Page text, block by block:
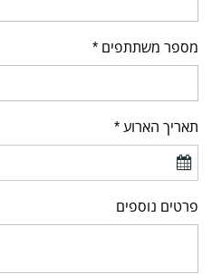
מספר משתתפים *
תאריך הארוע *
פרטים נוספים